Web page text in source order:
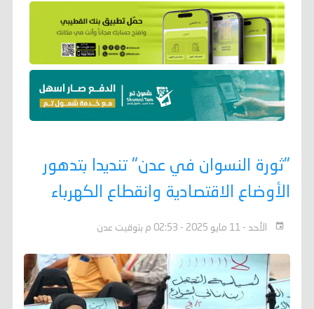
"ثورة النسوان في عدن" تنديدا بتدهور
الأوضاع الاقتصادية وانقطاع الكهرباء
الأحد - 11 مايو 2025 - 02:53 م بتوقيت عدن